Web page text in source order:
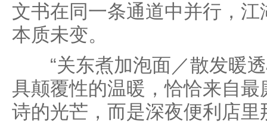
文书在同一条通道中并行，
本质未变。
“关东煮加泡面／散发暖
具颠覆性的温暖，恰恰来自
诗的光芒，而是深夜便利店